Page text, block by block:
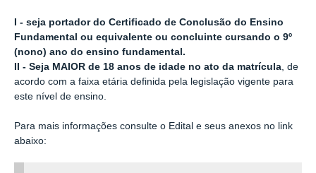
I - seja portador do Certificado de Conclusão do Ensino
Fundamental ou equivalente ou concluinte cursando o 9º
(nono) ano do ensino fundamental.
II - Seja MAIOR de 18 anos de idade no ato da matrícula, de
acordo com a faixa etária definida pela legislação vigente para
este nível de ensino.
Para mais informações consulte o Edital e seus anexos no link
abaixo: